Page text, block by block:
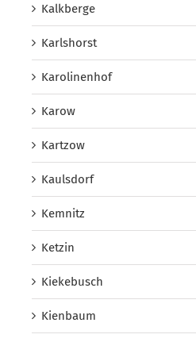
Kalkberge
Karlshorst
Karolinenhof
Karow
Kartzow
Kaulsdorf
Kemnitz
Ketzin
Kiekebusch
Kienbaum